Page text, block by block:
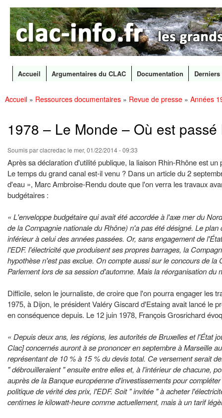
CLAC
Info
Les
grands
canaux
en
Menu principal
Accueil Argumentaires du CLAC Documentation
Accueil » Ressources documentaires » Revue de presse » Années
1978 – Le Monde – Où est
Soumis parclacredacle mer, 01/22/2014 - 09:33
Après sa déclaration d'utilité publique, la liaison Rhin-Rhône est
Le temps du grand canal est-il venu ? Dans un article du 2
d'eau », Marc Ambroise-Rendu doute que l'on verra les travaux
budgétaires :
« L'enveloppe budgétaire qui avait été accordée à l'axe mer du
de la Compagnie nationale du Rhône) n'a pas été désigné. Le
inférieur à celui des années passées. Or, sans engagement de
l'EDF. l'électricité que produisent ses propres barrages, la
hypothèse n'est pas exclue. On compte aussi sur le concours de
Parlement lors de sa session d'automne. Mais la réorganisation
Difficile, selon le journaliste, de croire que l'on pourra engager les
1975, à Dijon, le président Valéry Giscard d'Estaing avait lancé le
en conséquence depuis. Le 12 juin 1978, François Grosrichard
« Depuis deux ans, les régions, les autorités de Bruxelles et l'État
Clac] concernés auront à se prononcer en septembre à Marseille
représentant de 10 % à 15 % du devis total. Ce versement serait
" débrouilleraient " ensuite entre elles et, à l'intérieur de chacune,
auprès de la Banque européenne d'investissements pour
politique de vérité des prix, l'EDF. Soit " invitée " à acheter
centimes le kilowatt-heure comme actuellement, mais à un tarif